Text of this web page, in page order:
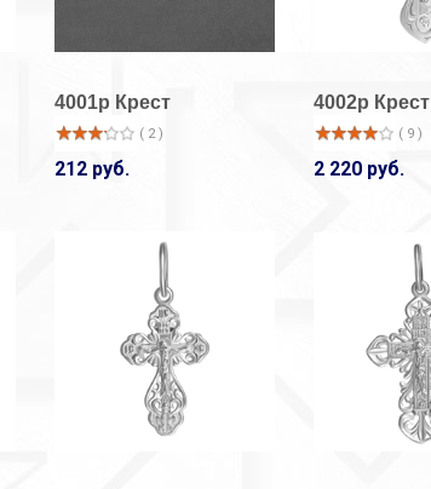
4001р Крест
( 2 )
212 руб.
4002р Крест
( 9 )
2 220 руб.